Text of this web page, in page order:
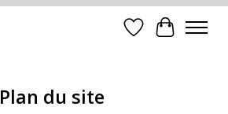
Liste dePanier
Plan du site